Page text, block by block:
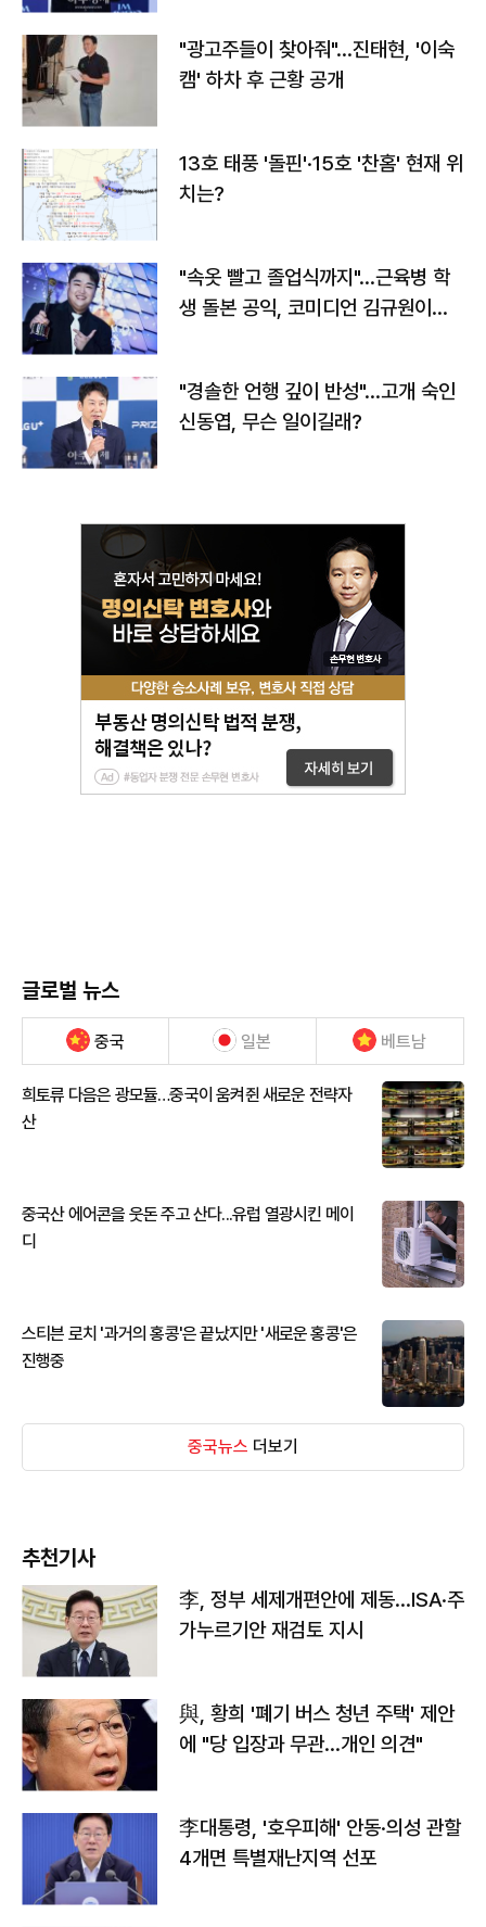
"광고주들이 찾아줘"…진태현, '이숙
캠' 하차 후 근황 공개
13호 태풍 '돌핀'·15호 '찬홈' 현재 위
치는?
"속옷 빨고 졸업식까지"…근육병 학
생 돌본 공익, 코미디언 김규원이었
"경솔한 언행 깊이 반성"…고개 숙인
신동엽, 무슨 일이길래?
글로벌 뉴스
중국 일본 베트남
희토류 다음은 광모듈…중국이 움켜쥔 새로운 전략자
산
중국산 에어콘을 웃돈 주고 산다...유럽 열광시킨 메이
디
스티븐 로치 '과거의 홍콩'은 끝났지만 '새로운 홍콩'은
진행중
중국뉴스 더보기
추천기사
李, 정부 세제개편안에 제동…ISA·주
가누르기안 재검토 지시
與, 황희 '폐기 버스 청년 주택' 제안
에 "당 입장과 무관…개인 의견"
李대통령, '호우피해' 안동·의성 관할
4개면 특별재난지역 선포